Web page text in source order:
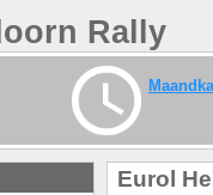
Rally
Eurol